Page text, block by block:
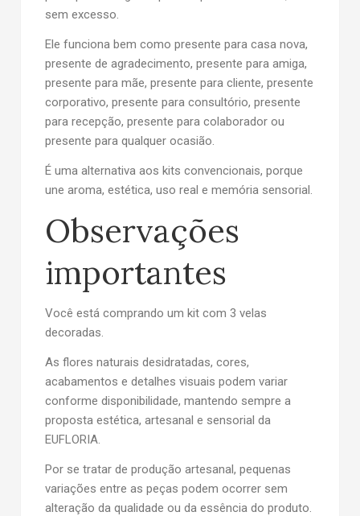
sem excesso.
Ele funciona bem como presente para casa nova,
presente de agradecimento, presente para amiga,
presente para mãe, presente para cliente, presente
corporativo, presente para consultório, presente
para recepção, presente para colaborador ou
presente para qualquer ocasião.
É uma alternativa aos kits convencionais, porque
une aroma, estética, uso real e memória sensorial.
Observações
importantes
Você está comprando um kit com 3 velas
decoradas.
As flores naturais desidratadas, cores,
acabamentos e detalhes visuais podem variar
conforme disponibilidade, mantendo sempre a
proposta estética, artesanal e sensorial da
EUFLORIA.
Por se tratar de produção artesanal, pequenas
variações entre as peças podem ocorrer sem
alteração da qualidade ou da essência do produto.